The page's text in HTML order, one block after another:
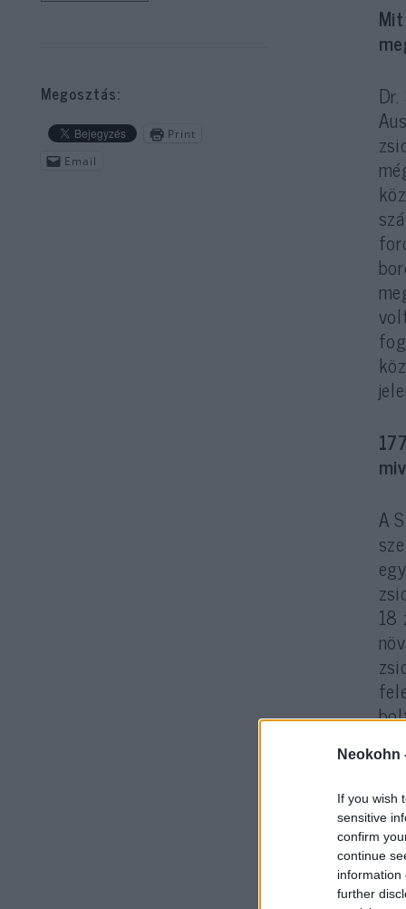
Neokohn
If you wish
sensitive
confirm
continue
information
further
A
18
Megosztás:
Print
Email